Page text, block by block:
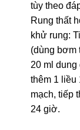
tùy theo
Rung thất
khử rung:
(dùng bơm
20 ml dung
thêm 1 liều
mạch, tiếp
24 giờ.